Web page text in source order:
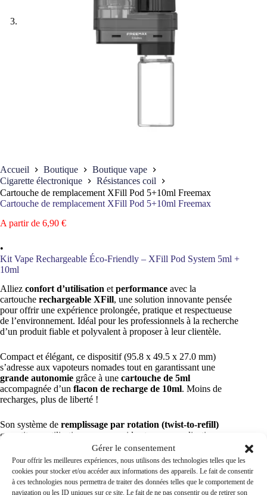
Gérer le consentement
Pour offrir les meilleures expériences, nous utilisons des technologies telles que les
cookies pour stocker et/ou accéder aux informations des appareils. Le fait de consentir
à ces technologies nous permettra de traiter des données telles que le comportement de
navigation ou les ID uniques sur ce site. Le fait de ne pas consentir ou de retirer son
Accueil Boutique
Boutique vape
Cigarette électronique
Résistances coil
Cartouche de remplacement XFill Pod 5+10ml Freemax
Cartouche de remplacement XFill Pod 5+10ml Freemax
A partir de 6,90 €
•
Kit Vape Rechargeable Éco-Friendly – XFill Pod System 5ml +
10ml
Alliez confort d’utilisation et performance avec la
cartouche rechargeable XFill, une solution innovante pensée
pour offrir une expérience prolongée, pratique et respectueuse
de l’environnement. Idéal pour les professionnels à la recherche
d’un produit fiable et polyvalent à proposer à leur clientèle.
Compact et élégant, ce dispositif (95.8 x 49.5 x 27.0 mm)
s’adresse aux vapoteurs nomades tout en garantissant une
grande autonomie grâce à une cartouche de 5ml
accompagnée d’un flacon de recharge de 10ml. Moins de
recharges, plus de liberté !
Son système de remplissage par rotation (twist-to-refill)
garantit une utilisation propre, rapide et sans complications.
Leflux d’air ajustablepermet quant à lui de personnaliser
chaque session selon les préférences (MTL ou RDL).